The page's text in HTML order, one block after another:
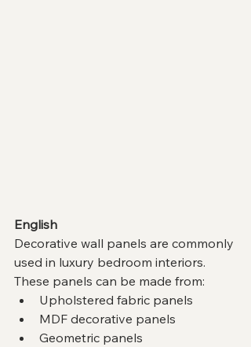
English
Decorative wall panels are commonly
used in luxury bedroom interiors.
These panels can be made from:
Upholstered fabric panels
MDF decorative panels
Geometric panels